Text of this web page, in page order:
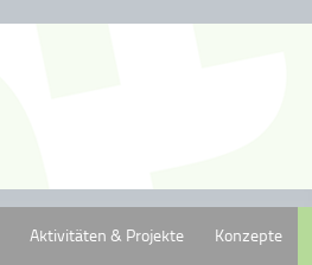
Aktivitäten & Projekte Konzepte